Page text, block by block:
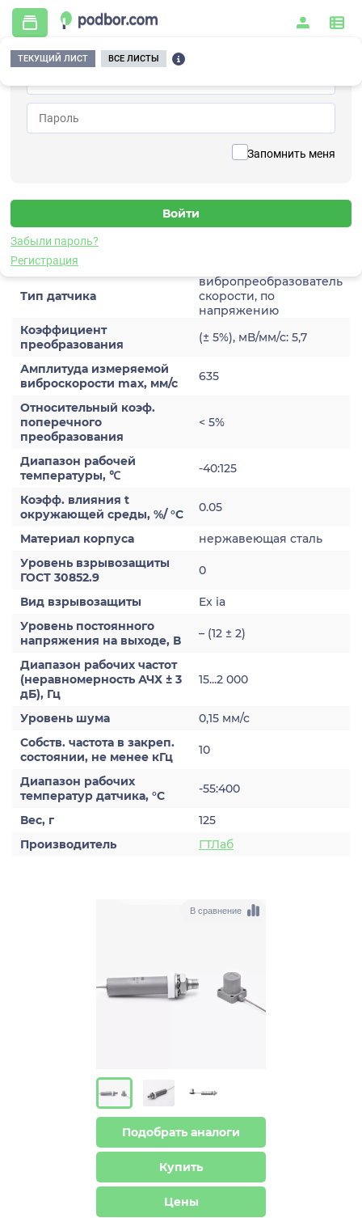
Запомнить меня
Забыли пароль?
Регистрация
ТЕКУЩИЙ ЛИСТ ВСЕ ЛИСТЫ
Главная / Контрольно-измерительные приборы и автоматика / Датчики /
Виброскорости / 2V222HH
Датчик виброскороости
Характеристики
Тип датчика
вибропреобразователь
скорости, по
напряжению
Коэффициент
преобразования
(± 5%), мВ/мм/с: 5,7
Амплитуда измеряемой
виброскорости max, мм/с
635
Относительный коэф.
поперечного
преобразования
< 5%
Диапазон рабочей
температуры, ℃
-40:125
Коэфф. влияния t
окружающей среды, %/ °С
0.05
Материал корпуса
нержавеющая сталь
Уровень взрывозащиты
ГОСТ 30852.9
0
Вид взрывозащиты
Ex ia
Уровень постоянного
напряжения на выходе, В
– (12 ± 2)
Диапазон рабочих частот
(неравномерность АЧХ ± 3
дБ), Гц
15...2 000
Уровень шума
0,15 мм/с
Собств. частота в закреп.
состоянии, не менее кГц
10
Диапазон рабочих
температур датчика, °C
-55:400
Вес, г
125
Производитель
ГТЛаб
В сравнение
Подобрать аналоги
Купить
Цены